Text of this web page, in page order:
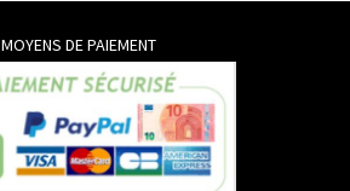
MOYENS DE PAIEMENT